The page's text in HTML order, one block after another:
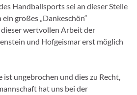
Handballsports sei an dieser Stelle
großes „Dankeschön“
wertvollen Arbeit der
und Hofgeismar erst möglich
ungebrochen und dies zu Recht,
hat uns bei der